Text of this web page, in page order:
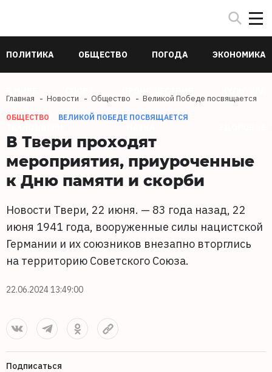
ПОЛИТИКА ОБЩЕСТВО ПОГОДА ЭКОНОМИКА
Главная Новости Общество Великой Победе посвящается
ОБЩЕСТВО ВЕЛИКОЙ ПОБЕДЕ ПОСВЯЩАЕТСЯ
В Твери проходят
мероприятия, приуроченные
к Дню памяти и скорби
Новости Твери, 22 июня. — 83 года назад, 22
июня 1941 года, вооруженные силы нацистской
Германии и их союзников внезапно вторглись
на территорию Советского Союза.
22.06.2024 13:49:00
Подписаться